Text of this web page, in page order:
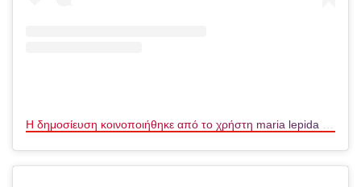
Η δημοσίευση κοινοποιήθηκε από το χρήστη maria lepida (@maria_lepida)